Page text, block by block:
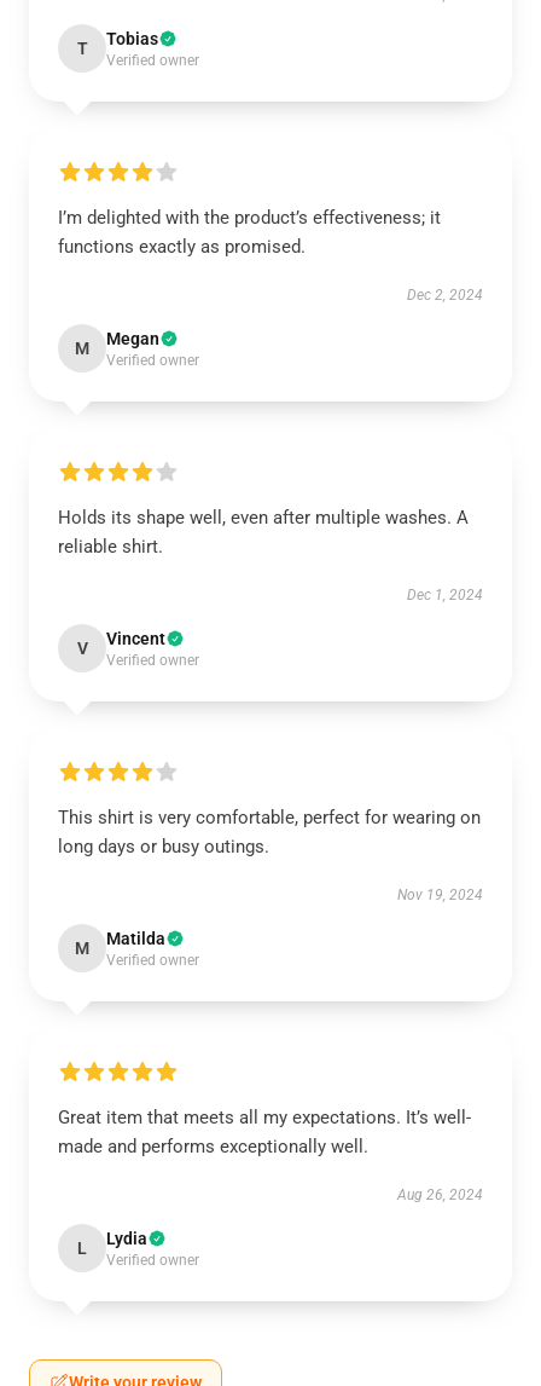
T Tobias
Verified owner
I’m delighted with the product’s effectiveness; it
functions exactly as promised.
Dec 2, 2024
M Megan
Verified owner
Holds its shape well, even after multiple washes. A
reliable shirt.
Dec 1, 2024
V Vincent
Verified owner
This shirt is very comfortable, perfect for wearing on
long days or busy outings.
Nov 19, 2024
M Matilda
Verified owner
Great item that meets all my expectations. It’s well-
made and performs exceptionally well.
Aug 26, 2024
L Lydia
Verified owner